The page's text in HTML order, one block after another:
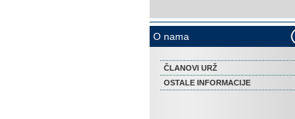
O nama
ČLANOVI URŽ
OSTALE INFORMACIJE